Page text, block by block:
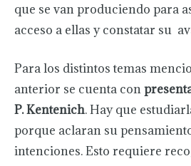
que se van produciendo para
acceso a ellas y constatar su
Para los distintos temas
anterior se cuenta con
P. Kentenich. Hay que
porque aclaran su
intenciones. Esto requiere